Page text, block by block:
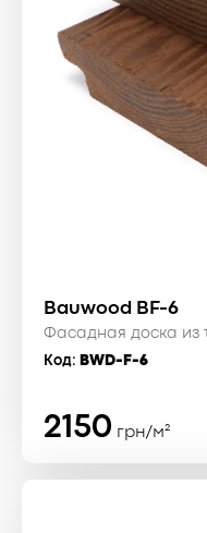
Bauwood BF-6
Фасадная доска из
Код: BWD-F-6
2150 грн/м²